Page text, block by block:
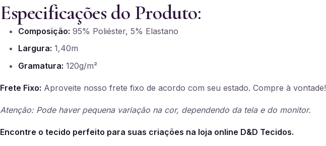
Especificações do Produto:
Composição: 95% Poliéster, 5% Elastano
Largura: 1,40m
Gramatura: 120g/m²
Frete Fixo: Aproveite nosso frete fixo de acordo com seu estado. Compre à vontade!
Atenção: Pode haver pequena variação na cor, dependendo da tela e do monitor.
Encontre o tecido perfeito para suas criações na loja online D&D Tecidos.